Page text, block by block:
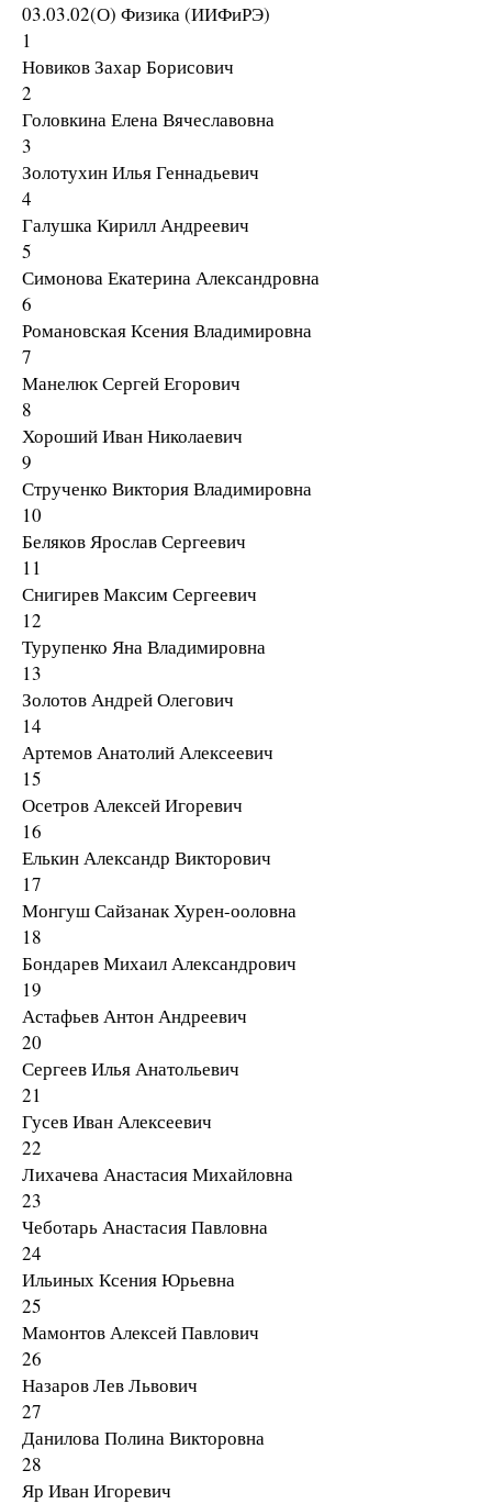
03.03.02(О) Физика (ИИФиРЭ)
1
Новиков Захар Борисович
2
Головкина Елена Вячеславовна
3
Золотухин Илья Геннадьевич
4
Галушка Кирилл Андреевич
5
Симонова Екатерина Александровна
6
Романовская Ксения Владимировна
7
Манелюк Сергей Егорович
8
Хороший Иван Николаевич
9
Струченко Виктория Владимировна
10
Беляков Ярослав Сергеевич
11
Снигирев Максим Сергеевич
12
Турупенко Яна Владимировна
13
Золотов Андрей Олегович
14
Артемов Анатолий Алексеевич
15
Осетров Алексей Игоревич
16
Елькин Александр Викторович
17
Монгуш Сайзанак Хурен-ооловна
18
Бондарев Михаил Александрович
19
Астафьев Антон Андреевич
20
Сергеев Илья Анатольевич
21
Гусев Иван Алексеевич
22
Лихачева Анастасия Михайловна
23
Чеботарь Анастасия Павловна
24
Ильиных Ксения Юрьевна
25
Мамонтов Алексей Павлович
26
Назаров Лев Львович
27
Данилова Полина Викторовна
28
Яр Иван Игоревич